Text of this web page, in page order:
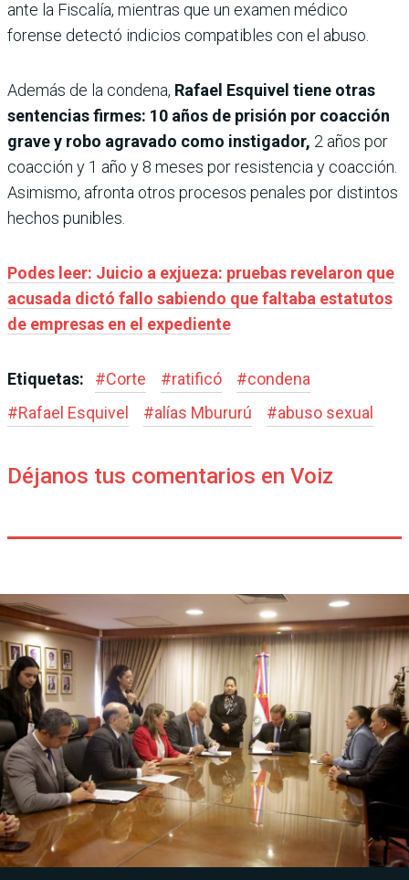
ante la Fiscalía, mientras que un examen médico
forense detectó indicios compatibles con el abuso.
Además de la condena, Rafael Esquivel tiene otras
sentencias firmes: 10 años de prisión por coacción
grave y robo agravado como instigador, 2 años por
coacción y 1 año y 8 meses por resistencia y coacción.
Asimismo, afronta otros procesos penales por distintos
hechos punibles.
Podes leer: Juicio a exjueza: pruebas revelaron que
acusada dictó fallo sabiendo que faltaba estatutos
de empresas en el expediente
Etiquetas: #Corte #ratificó #condena
#Rafael Esquivel #alías Mbururú #abuso sexual
Déjanos tus comentarios en Voiz